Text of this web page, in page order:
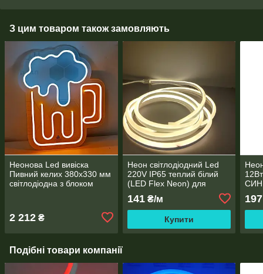
З цим товаром також замовляють
Неонова Led вивіска
Пивний келих 380х330 мм
світлодіодна з блоком
2 212 ₴
Неон світлодіодний Led
220V IP65 теплий білий
(LED Flex Neon) для
141₴/м
Купити
197
Подібні товари компанії